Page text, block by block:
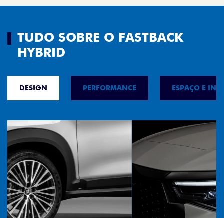
TUDO SOBRE O FASTBACK
HYBRID
DESIGN PERFORMANCE ESPAÇO E